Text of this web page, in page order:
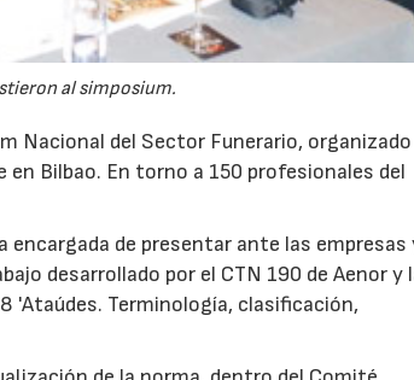
al simposium.
Nacional del Sector Funerario,
en Bilbao. En torno a 150 profesionales del
encargada de presentar ante las empresas
desarrollado por el CTN 190 de Aenor y
'Ataúdes. Terminología, clasificación,